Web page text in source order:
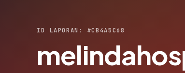
ID LAPORAN: #CB4A5C68